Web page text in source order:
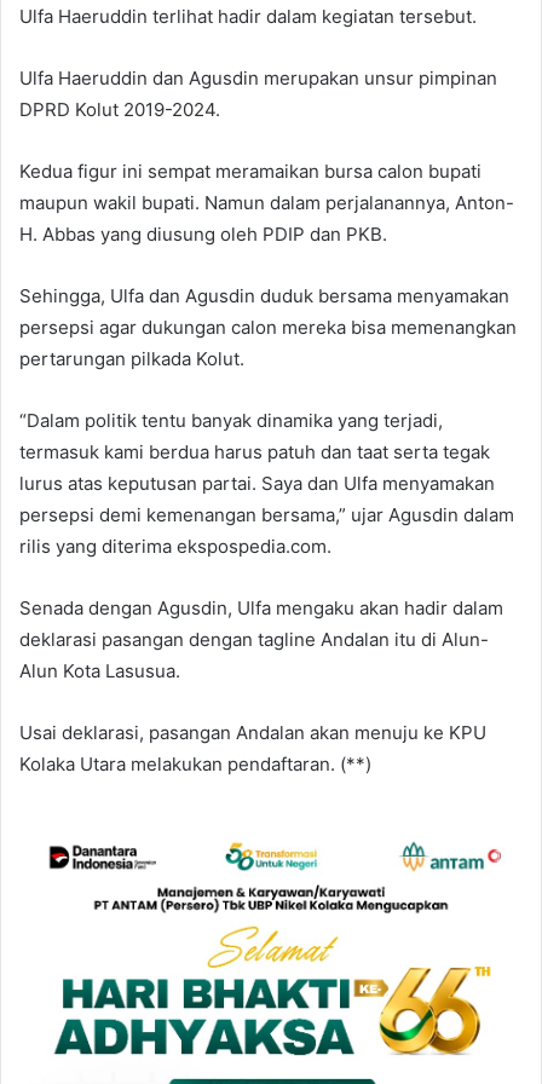
Ulfa Haeruddin terlihat hadir dalam kegiatan tersebut.
Ulfa Haeruddin dan Agusdin merupakan unsur pimpinan
DPRD Kolut 2019-2024.
Kedua figur ini sempat meramaikan bursa calon bupati
maupun wakil bupati. Namun dalam perjalanannya, Anton-
H. Abbas yang diusung oleh PDIP dan PKB.
Sehingga, Ulfa dan Agusdin duduk bersama menyamakan
persepsi agar dukungan calon mereka bisa memenangkan
pertarungan pilkada Kolut.
“Dalam politik tentu banyak dinamika yang terjadi,
termasuk kami berdua harus patuh dan taat serta tegak
lurus atas keputusan partai. Saya dan Ulfa menyamakan
persepsi demi kemenangan bersama,” ujar Agusdin dalam
rilis yang diterima ekspospedia.com.
Senada dengan Agusdin, Ulfa mengaku akan hadir dalam
deklarasi pasangan dengan tagline Andalan itu di Alun-
Alun Kota Lasusua.
Usai deklarasi, pasangan Andalan akan menuju ke KPU
Kolaka Utara melakukan pendaftaran. (**)